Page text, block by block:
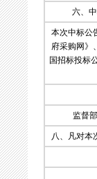
六、
本次中标公
府采购网》
国招标投标
监督
八、凡对本